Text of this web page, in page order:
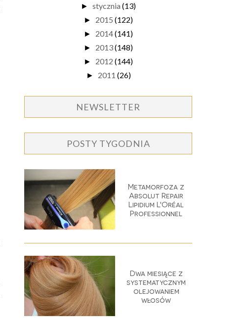
► stycznia (13)
► 2015 (122)
► 2014(141)
► 2013(148)
► 2012 (144)
► 2011 (26)
NEWSLETTER
POSTY TYGODNIA
Metamorfoza z
Absolut Repair
Lipidium L'Oréal
Professionnel
Dwa miesiące z
systematycznym
olejowaniem
włosów